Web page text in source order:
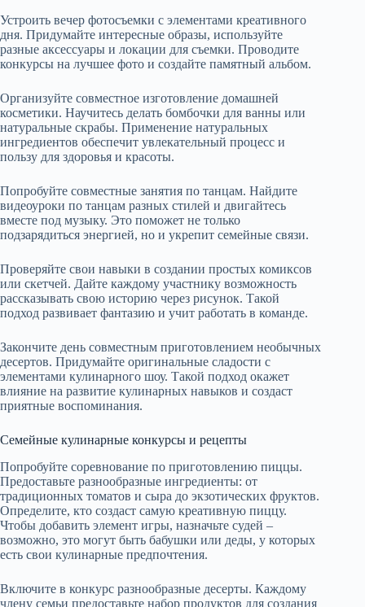
Устроить вечер фотосъемки с элементами креативного
дня. Придумайте интересные образы, используйте
разные аксессуары и локации для съемки. Проводите
конкурсы на лучшее фото и создайте памятный альбом.
Организуйте совместное изготовление домашней
косметики. Научитесь делать бомбочки для ванны или
натуральные скрабы. Применение натуральных
ингредиентов обеспечит увлекательный процесс и
пользу для здоровья и красоты.
Попробуйте совместные занятия по танцам. Найдите
видеоуроки по танцам разных стилей и двигайтесь
вместе под музыку. Это поможет не только
подзарядиться энергией, но и укрепит семейные связи.
Проверяйте свои навыки в создании простых комиксов
или скетчей. Дайте каждому участнику возможность
рассказывать свою историю через рисунок. Такой
подход развивает фантазию и учит работать в команде.
Закончите день совместным приготовлением необычных
десертов. Придумайте оригинальные сладости с
элементами кулинарного шоу. Такой подход окажет
влияние на развитие кулинарных навыков и создаст
приятные воспоминания.
Семейные кулинарные конкурсы и рецепты
Попробуйте соревнование по приготовлению пиццы.
Предоставьте разнообразные ингредиенты: от
традиционных томатов и сыра до экзотических фруктов.
Определите, кто создаст самую креативную пиццу.
Чтобы добавить элемент игры, назначьте судей –
возможно, это могут быть бабушки или деды, у которых
есть свои кулинарные предпочтения.
Включите в конкурс разнообразные десерты. Каждому
члену семьи предоставьте набор продуктов для создания